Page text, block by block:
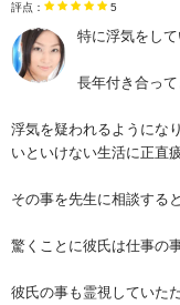
評点： 5
特に浮気をし
長年付き合っ
浮気を疑われるようにな
いといけない生活に正直
その事を先生に相談すると
驚くことに彼氏は仕事の
彼氏の事も霊視していた